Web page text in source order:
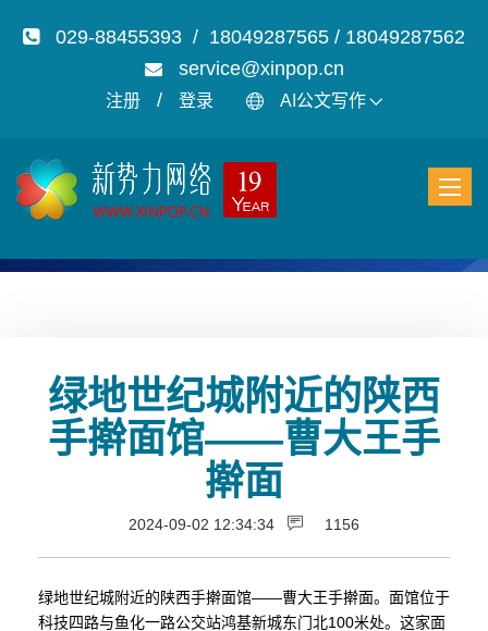
029-88455393 / 18049287565 / 18049287562
service@xinpop.cn
注册 / 登录 AI公文写作
绿地世纪城附近的陕西
手擀面馆——曹大王手
擀面
2024-09-02 12:34:34 1156
绿地世纪城附近的陕西手擀面馆——曹大王手擀面。面馆位于
科技四路与鱼化一路公交站鸿基新城东门北100米处。这家面